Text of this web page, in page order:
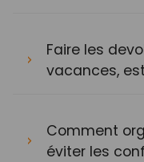
Faire les
vacances,
Comment
éviter les